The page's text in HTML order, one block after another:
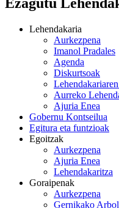
Lehendakaria
Aurkezpena
Imanol Pradales
Agenda
Diskurtsoak
Aurreko
Ajuria Enea
Gobernu Kontseilua
Egitura eta funtzioak
Egoitzak
Aurkezpena
Ajuria Enea
Lehendakaritza
Goraipenak
Aurkezpena
Gernikako